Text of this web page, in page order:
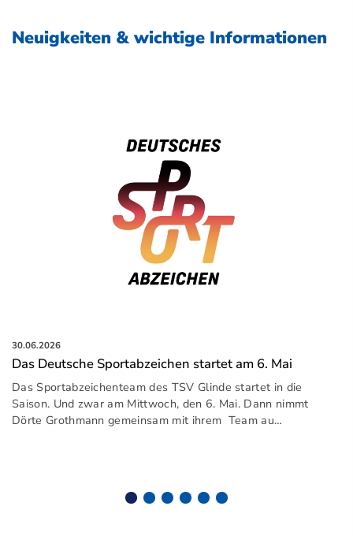
Neuigkeiten & wichtige Informationen
30.06.2026
Das Deutsche Sportabzeichen startet am 6. Mai
Das Sportabzeichenteam des TSV Glinde startet in die
Saison. Und zwar am Mittwoch, den 6. Mai. Dann nimmt
Dörte Grothmann gemeinsam mit ihrem Team au…